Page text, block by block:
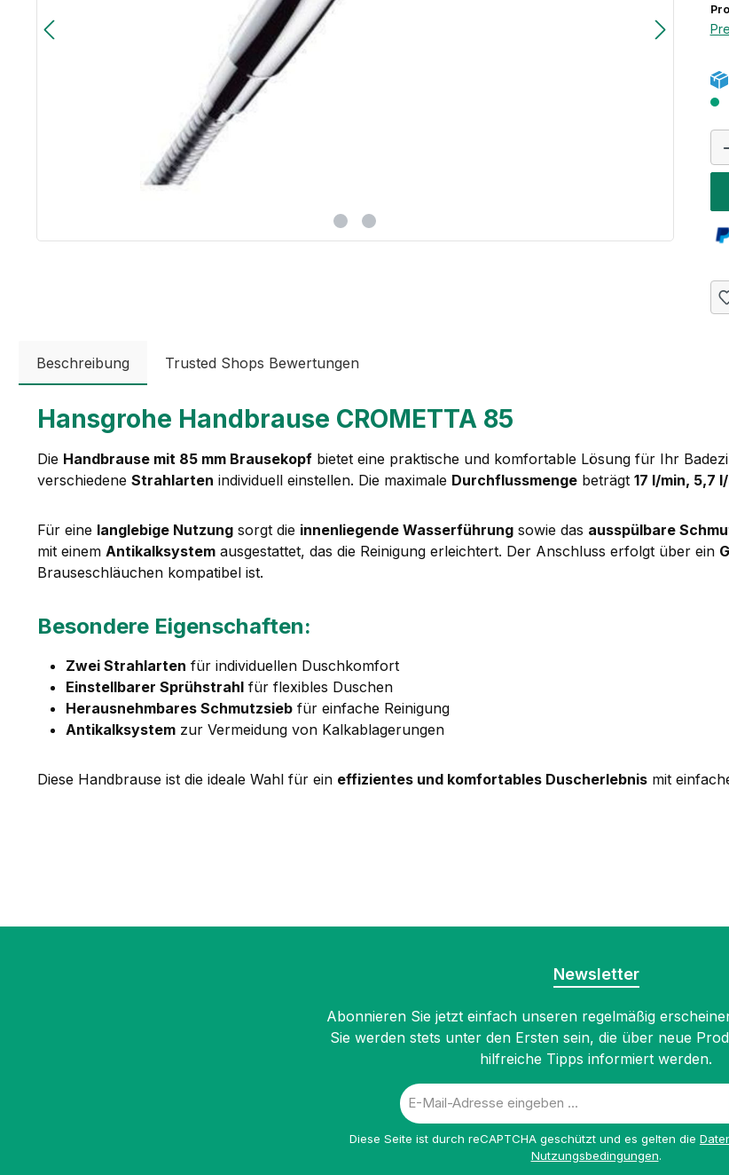
Beschreibung Trusted Shops Bewertungen
Hansgrohe Handbrause CROMETTA 85
Die Handbrause mit 85 mm Brausekopf bietet eine praktische und komfortable Lösung für Ihr
verschiedene Strahlarten individuell einstellen. Die maximale Durchflussmenge beträgt 17 l/min, 5,7
Für eine langlebige Nutzung sorgt die innenliegende Wasserführung sowie das ausspülbare
mit einem Antikalksystem ausgestattet, das die Reinigung erleichtert. Der Anschluss erfolgt über ein
Brauseschläuchen kompatibel ist.
Besondere Eigenschaften:
Zwei Strahlarten für individuellen Duschkomfort
Einstellbarer Sprühstrahl für flexibles Duschen
Herausnehmbares Schmutzsieb für einfache Reinigung
Antikalksystem zur Vermeidung von Kalkablagerungen
Diese Handbrause ist die ideale Wahl für ein effizientes und komfortables Duscherlebnis mit
Newsletter
Abonnieren Sie jetzt einfach unseren regelmäßig
Sie werden stets unter den Ersten sein, die über neue
hilfreiche Tipps informiert werden.
E-
Mail-
Diese Seite ist durch reCAPTCHA geschützt und es gelten die
Nutzungsbedingungen.